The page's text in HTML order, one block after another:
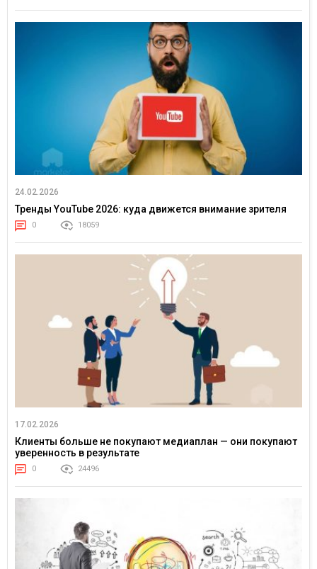
24.02.2026
Тренды YouTube 2026: куда движется внимание зрителя
0 18059
17.02.2026
Клиенты больше не покупают медиаплан — они покупают
уверенность в результате
0 24496